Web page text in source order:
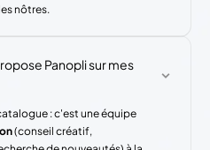
nôtres.
Panopli sur mes
: c'est une équipe
(conseil créatif,